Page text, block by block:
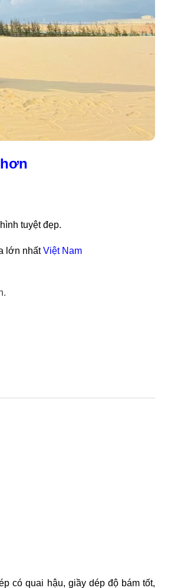
tuyệt đẹp.
lớn nhấtViệt Nam
có quai hậu, giầy dép độ bám tốt,